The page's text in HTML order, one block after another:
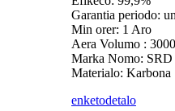
Garantia periodo:
Min orer: 1 Aro
Aera Volumo :
Marka Nomo: SRD
Materialo: Karbona
enketodetalo